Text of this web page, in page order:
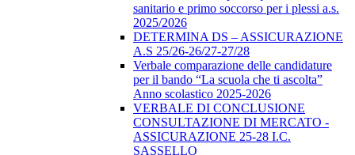
sanitario e primo soccorso per i plessi a.s.
2025/2026
DETERMINA DS – ASSICURAZIONE
A.S 25/26-26/27-27/28
Verbale comparazione delle candidature
per il bando “La scuola che ti ascolta”
Anno scolastico 2025-2026
VERBALE DI CONCLUSIONE
CONSULTAZIONE DI MERCATO -
ASSICURAZIONE 25-28 I.C.
SASSELLO